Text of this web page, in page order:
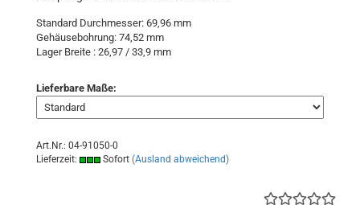
Standard Durchmesser: 69,96 mm
Gehäusebohrung: 74,52 mm
Lager Breite : 26,97 / 33,9 mm
Lieferbare Maße:
Art.Nr.: 04-91050-0
Lieferzeit:
Sofort (Ausland abweichend)